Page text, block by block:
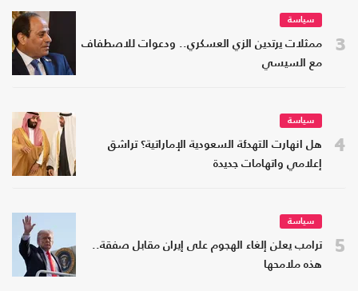
3
سياسة
ممثلات يرتدين الزي العسكري.. ودعوات للاصطفاف
مع السيسي
4
سياسة
هل انهارت التهدئة السعودية الإماراتية؟ تراشق
إعلامي واتهامات جديدة
5
سياسة
ترامب يعلن إلغاء الهجوم على إيران مقابل صفقة..
هذه ملامحها